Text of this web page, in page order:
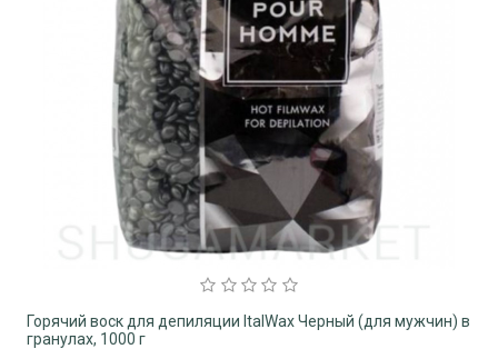
Горячий воск для депиляции ItalWax Черный (для мужчин) в
гранулах, 1000 г